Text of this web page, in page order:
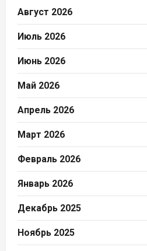
Август 2026
Июль 2026
Июнь 2026
Май 2026
Апрель 2026
Март 2026
Февраль 2026
Январь 2026
Декабрь 2025
Ноябрь 2025